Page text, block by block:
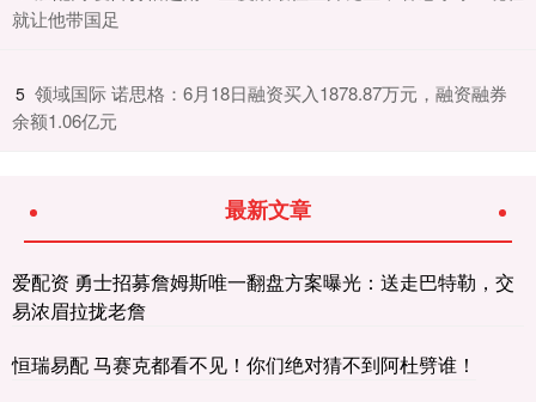
就让他带国足
5 ​领域国际 诺思格：6月18日融资买入1878.87万元，融资融券
余额1.06亿元
最新文章
爱配资 勇士招募詹姆斯唯一翻盘方案曝光：送走巴特勒，交
易浓眉拉拢老詹
恒瑞易配 马赛克都看不见！你们绝对猜不到阿杜劈谁！